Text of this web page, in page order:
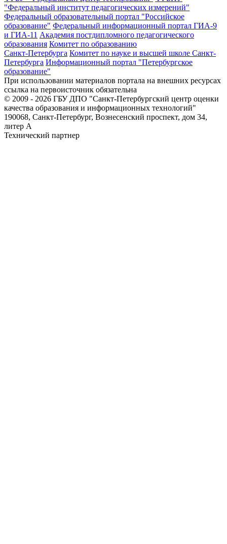
"Федеральный институт педагогических измерений"
Федеральный образовательный портал "Российское
образование" Федеральный информационный портал ГИА-9
и ГИА-11 Академия постдипломного педагогического
образования Комитет по образованию
Санкт-Петербурга Комитет по науке и высшей школе Санкт-
Петербурга Информационный портал "Петербургское
образование"
При использовании материалов портала на внешних ресурсах
ссылка на первоисточник обязательна
© 2009 - 2026 ГБУ ДПО "Санкт-Петербургский центр оценки
качества образования и информационных технологий"
190068, Санкт-Петербург, Вознесенский проспект, дом 34,
литер А
Технический партнер